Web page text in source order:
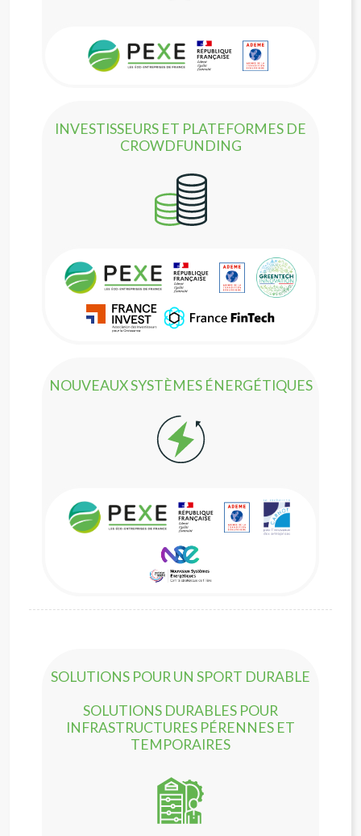
INVESTISSEURS ET PLATEFORMES DE
CROWDFUNDING
NOUVEAUX SYSTÈMES ÉNERGÉTIQUES
SOLUTIONS POUR UN SPORT DURABLE
SOLUTIONS DURABLES POUR
INFRASTRUCTURES PÉRENNES ET
TEMPORAIRES